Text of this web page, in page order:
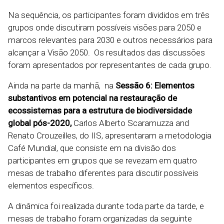
Na sequência, os participantes foram divididos em três
grupos onde discutiram possíveis visões para 2050 e
marcos relevantes para 2030 e outros necessários para
alcançar a Visão 2050. Os resultados das discussões
foram apresentados por representantes de cada grupo.
Ainda na parte da manhã, na Sessão 6: Elementos
substantivos em potencial na restauração de
ecossistemas para a estrutura de biodiversidade
global pós-2020, Carlos Alberto Scaramuzza and
Renato Crouzeilles, do IIS, apresentaram a metodologia
Café Mundial, que consiste em na divisão dos
participantes em grupos que se revezam em quatro
mesas de trabalho diferentes para discutir possíveis
elementos específicos.
A dinâmica foi realizada durante toda parte da tarde, e
mesas de trabalho foram organizadas da seguinte